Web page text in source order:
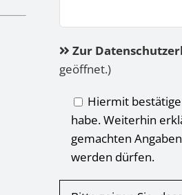
Zur
geöffnet.)
Hiermit
habe. Weiterhin
gemachten
werden dürfen.